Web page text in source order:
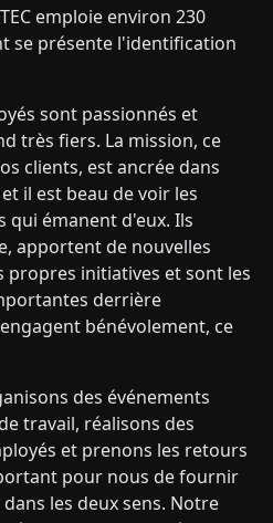
emploie environ 230
se présente l'identification
sont passionnés et
très fiers. La mission, ce
clients, est ancrée dans
il est beau de voir les
qui émanent d'eux. Ils
apportent de nouvelles
propres initiatives et sont les
derrière
bénévolement, ce
des événements
travail, réalisons des
et prenons les retours
pour nous de fournir
les deux sens. Notre